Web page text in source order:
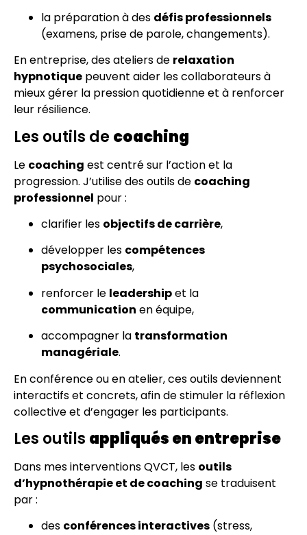
la préparation à des défis professionnels
(examens, prise de parole, changements).
En entreprise, des ateliers de relaxation
hypnotique peuvent aider les collaborateurs à
mieux gérer la pression quotidienne et à renforcer
leur résilience.
Les outils decoaching
Le coaching est centré sur l’action et la
progression. J’utilise des outils de coaching
professionnel pour :
clarifier les objectifs de carrière,
développer les compétences
psychosociales,
renforcer le leadershipet la
communication en équipe,
accompagner la transformation
managériale.
En conférence ou en atelier, ces outils deviennent
interactifs et concrets, afin de stimuler la réflexion
collective et d’engager les participants.
Les outils appliqués en entreprise
Dans mes interventions QVCT, les outils
d’hypnothérapie et de coaching se traduisent
par :
des conférences interactives (stress,